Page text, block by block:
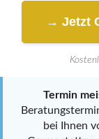
→ Jetzt
Termin
bei Ihnen